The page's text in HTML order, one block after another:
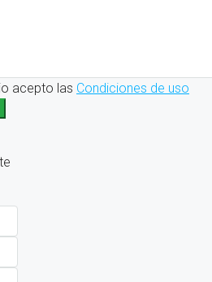
acepto las Condiciones de uso